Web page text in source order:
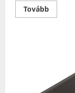
TovábbRead
more
fehér